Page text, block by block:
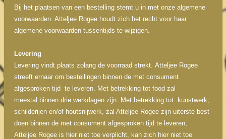
Bij het plaatsen van een bestelling stemt u in met onze algemene
voorwaarden. Atteljee Rogee houdt zich het recht voor haar
algemene voorwaarden tussentijds te wijzigen.
Levering
Levering vindt plaats zolang de voorraad strekt. Atteljee Rogee
streeft ernaar om bestellingen binnen de met consument
afgesproken tijd te leveren. Met betrekking tot food zal
meestal binnen drie werkdagen zijn. Met betrekking tot kunstwerk,
schilderijen en/of houtsnijwerk, zal Atteljee Rogee zijn uiterste best
doen binnen de met consument afgesproken tijd te leveren,
Atteljee Rogee is hier niet toe verplicht, kan zich hier niet toe